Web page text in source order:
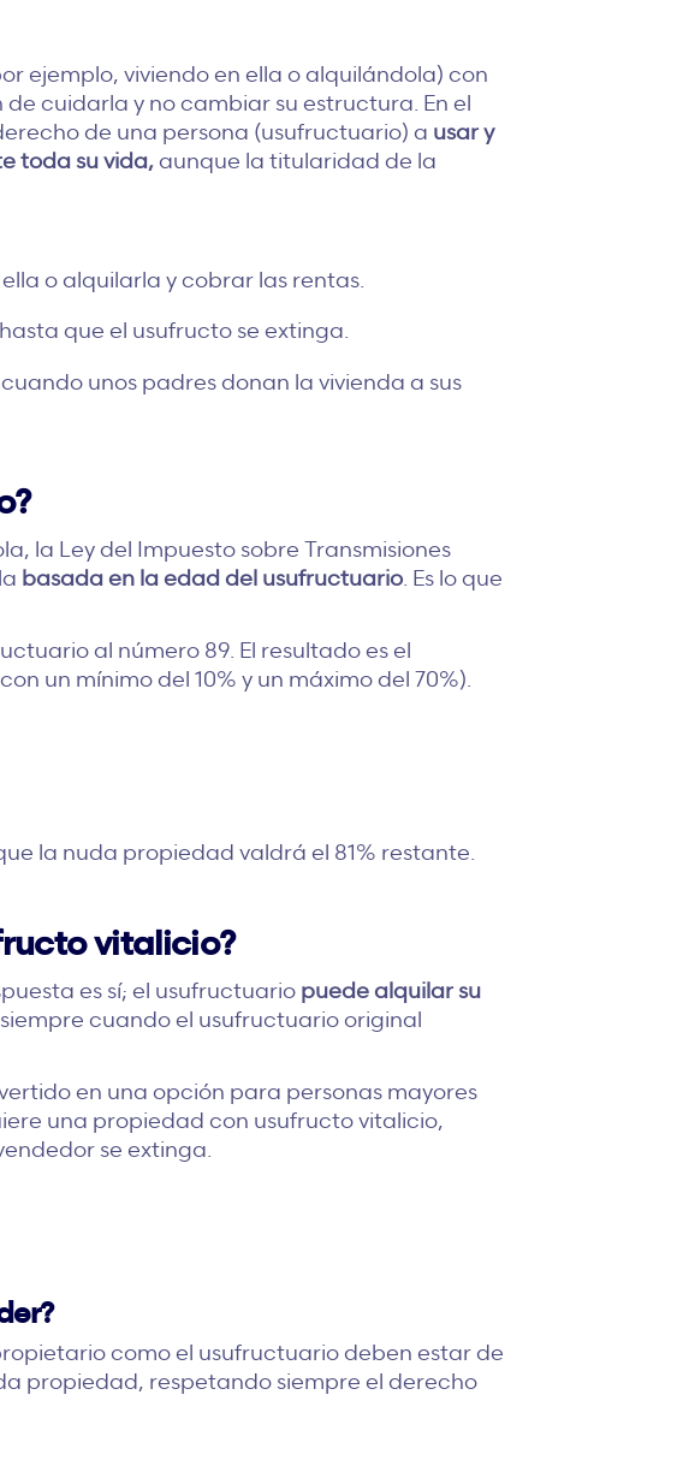
ejemplo, viviendo en ella o alquilándola) con
cuidarla y no cambiar su estructura. En el
de una persona (usufructuario) a usar y
toda su vida,aunque la titularidad de la
o alquilarla y cobrar las rentas.
que el usufructo se extinga.
unos padres donan la vivienda a sus
la Ley del Impuesto sobre Transmisiones
basada en la edad del usufructuario. Es lo que
al número 89. El resultado es el
un mínimo del 10% y un máximo del 70%).
la nuda propiedad valdrá el 81% restante.
vitalicio?
es sí; el usufructuario puede alquilar su
cuando el usufructuario original
en una opción para personas mayores
una propiedad con usufructo vitalicio,
se extinga.
como el usufructuario deben estar de
propiedad, respetando siempre el derecho